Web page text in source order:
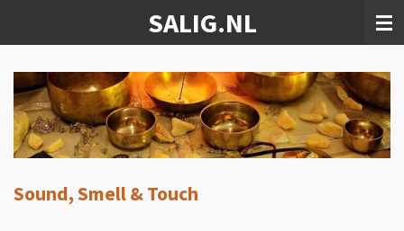
de
hoofdinhoud
SALIG.NL
Sound, Smell & Touch